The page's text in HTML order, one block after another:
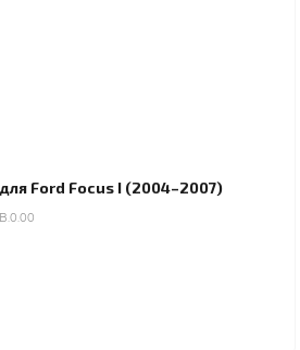
Ford Focus I (2004–2007)